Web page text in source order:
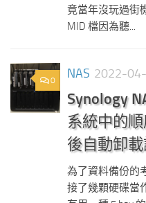
竟當年沒玩過街
MID 檔因為聽...
0 NAS 2022-
Synology
系統中的
後自動卸
為了資料備份的
接了幾顆硬碟當